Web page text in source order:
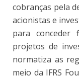
cobranças pela
acionistas e
para conceder
projetos de
normatiza as
meio da IFRS